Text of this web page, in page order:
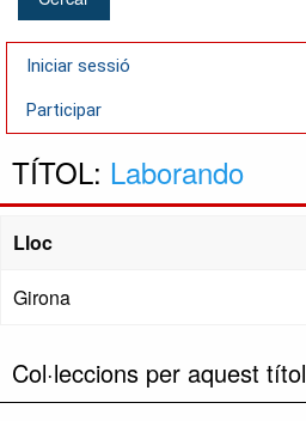
Iniciar sessió
Participar
TÍTOL: Laborando
Lloc
Girona
Col·leccions per aquest títol